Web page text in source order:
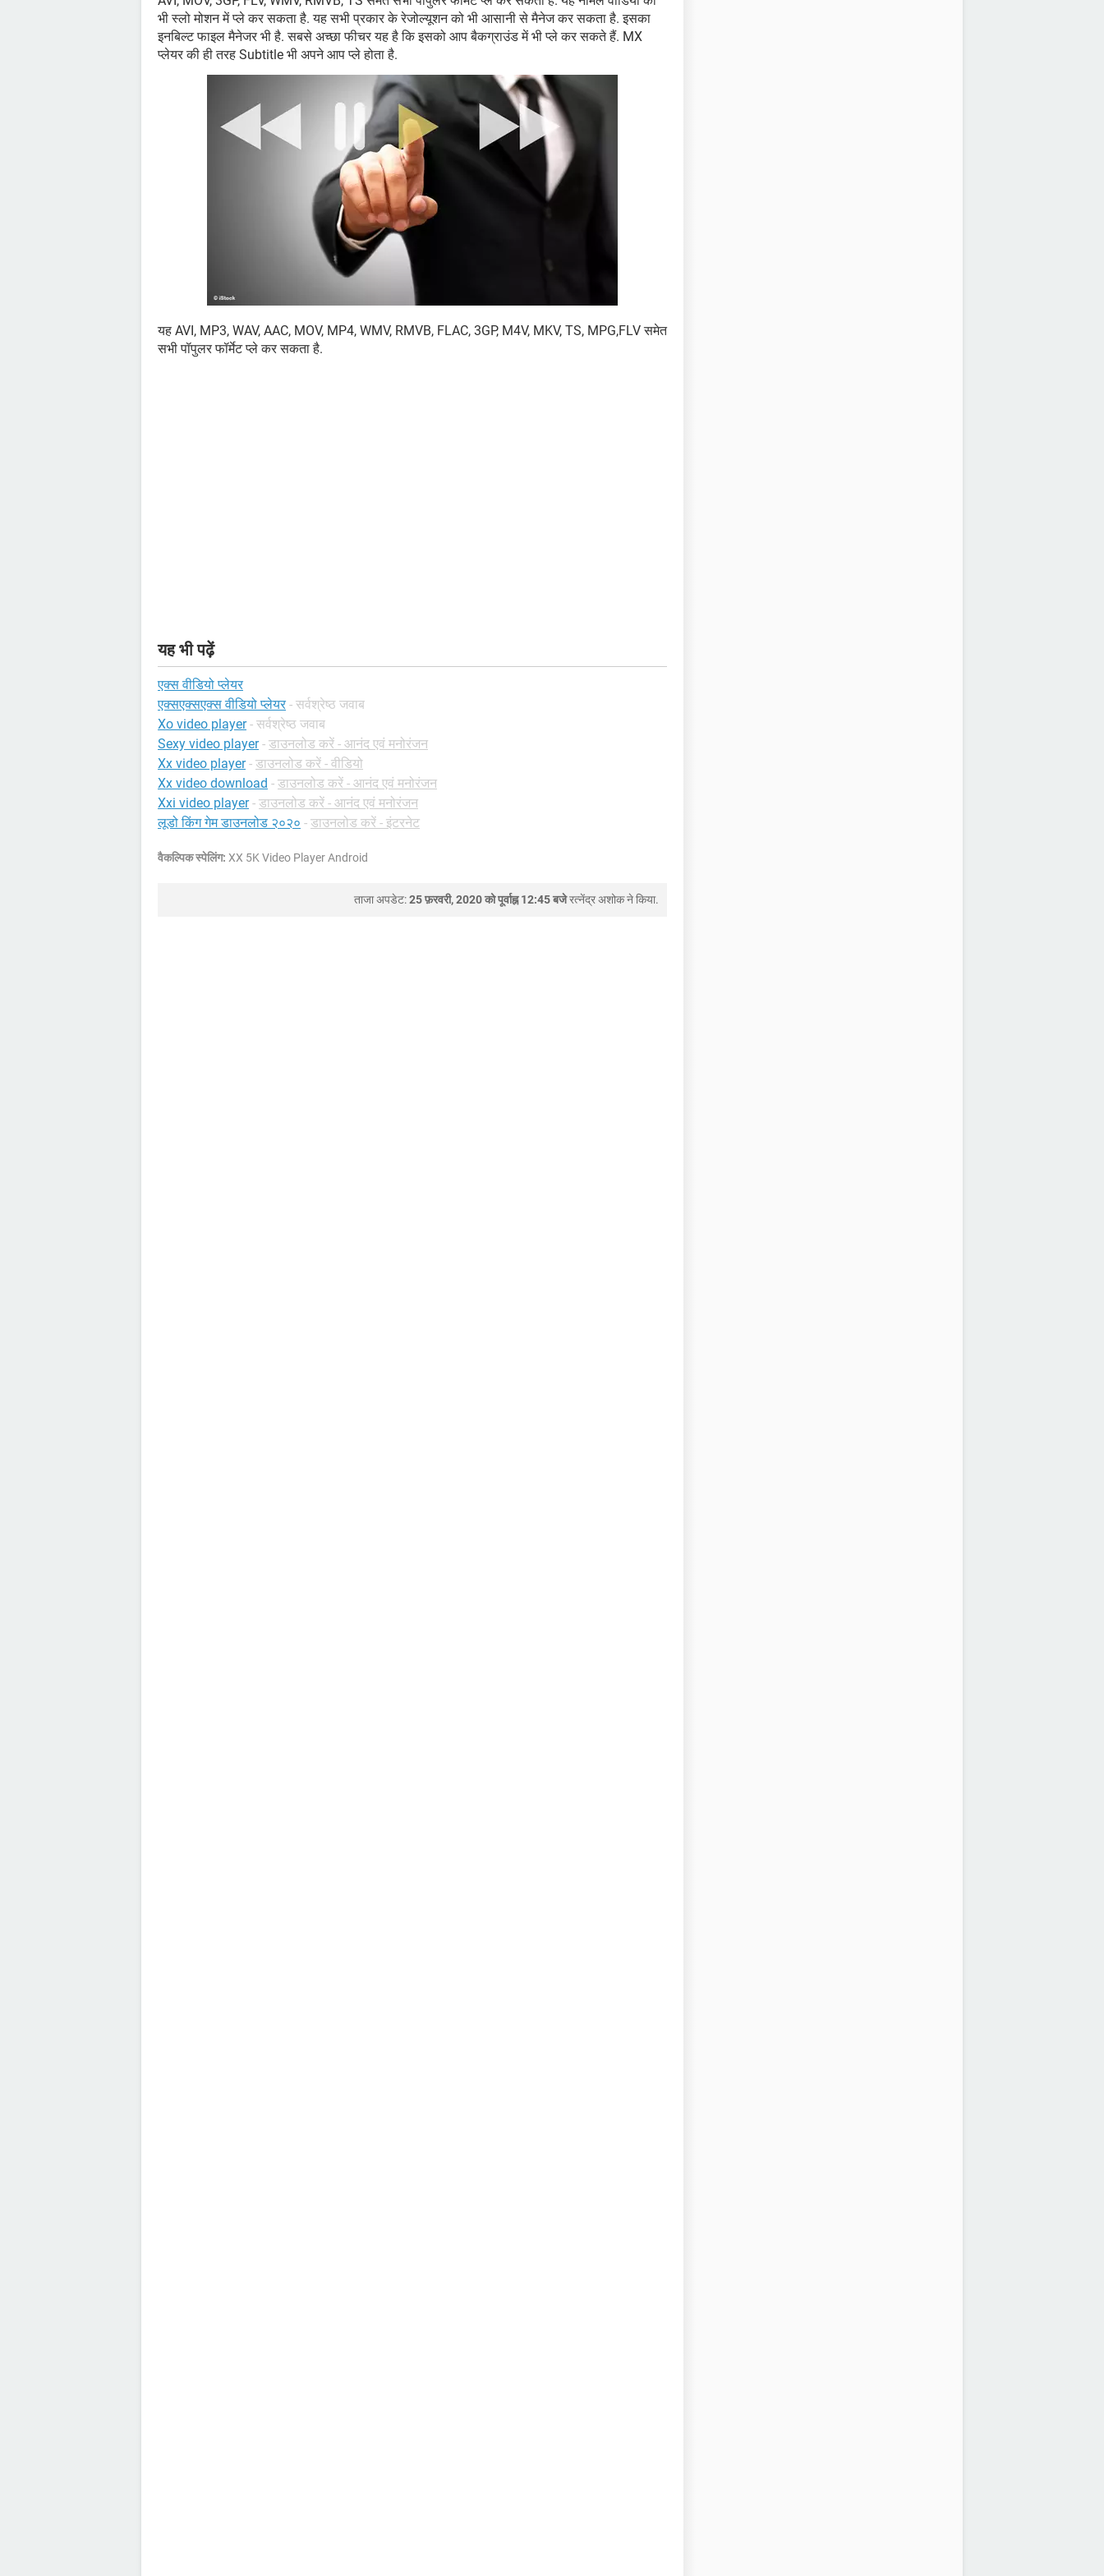
भी स्लो मोशन में प्ले कर सकता है. यह सभी प्रकार के रेजोल्यूशन को भी आसानी से मैनेज कर सकता है. इसका
इनबिल्ट फाइल मैनेजर भी है. सबसे अच्छा फीचर यह है कि इसको आप बैकग्राउंड में भी प्ले कर सकते हैं. MX
प्लेयर की ही तरह Subtitle भी अपने आप प्ले होता है.
यह AVI, MP3, WAV, AAC, MOV, MP4, WMV, RMVB, FLAC, 3GP, M4V, MKV, TS, MPG,FLV समेत
सभी पॉपुलर फॉर्मेट प्ले कर सकता है.
यह भी पढ़ें
एक्स वीडियो प्लेयर
एक्सएक्सएक्स वीडियो प्लेयर - सर्वश्रेष्ठ जवाब
Xo video player - सर्वश्रेष्ठ जवाब
Sexy video player - डाउनलोड करें - आनंद एवं मनोरंजन
Xx video player - डाउनलोड करें - वीडियो
Xx video download - डाउनलोड करें - आनंद एवं मनोरंजन
Xxi video player - डाउनलोड करें - आनंद एवं मनोरंजन
लूडो किंग गेम डाउनलोड २०२० - डाउनलोड करें - इंटरनेट
वैकल्पिक स्पेलिंग: XX 5K Video Player Android
ताजा अपडेट:25 फ़रवरी, 2020 को पूर्वाह्न 12:45 बजेरत्नेंद्र अशोकने किया.